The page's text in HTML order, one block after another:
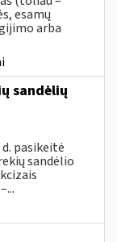
esamų
arba
sandėlių
pasikeitė
sandėlio